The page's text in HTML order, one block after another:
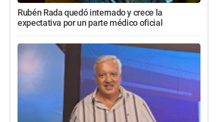
Rubén Rada quedó internado y crece la
expectativa por un parte médico oficial